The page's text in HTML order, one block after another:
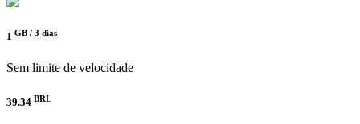
1 GB / 3 dias
Sem limite de velocidade
39.34 BRL